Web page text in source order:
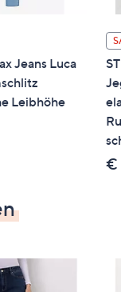
Jeans Luca
Leibhöhe
€